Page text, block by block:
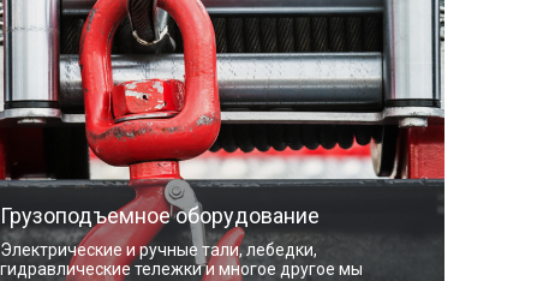
Грузоподъемное оборудование
Электрические и ручные тали, лебедки,
гидравлические тележки и многое другое мы